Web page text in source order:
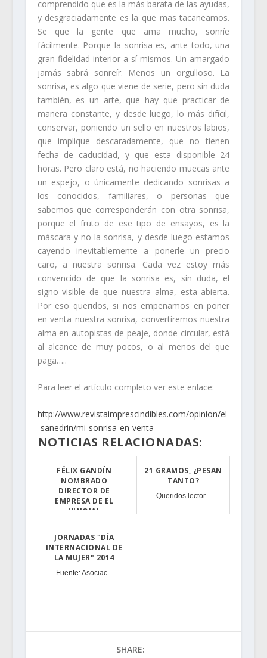
comprendido que es la más barata de las ayudas,
y desgraciadamente es la que mas tacañeamos.
Se que la gente que ama mucho, sonríe
fácilmente. Porque la sonrisa es, ante todo, una
gran fidelidad interior a sí mismos. Un amargado
jamás sabrá sonreír. Menos un orgulloso. La
sonrisa, es algo que viene de serie, pero sin duda
también, es un arte, que hay que practicar de
manera constante, y desde luego, lo más difícil,
conservar, poniendo un sello en nuestros labios,
que implique descaradamente, que no tienen
fecha de caducidad, y que esta disponible 24
horas. Pero claro está, no haciendo muecas ante
un espejo, o únicamente dedicando sonrisas a
los conocidos, familiares, o personas que
sabemos que corresponderán con otra sonrisa,
porque el fruto de ese tipo de ensayos, es la
máscara y no la sonrisa, y desde luego estamos
cayendo inevitablemente a ponerle un precio
caro, a nuestra sonrisa. Cada vez estoy más
convencido de que la sonrisa es, sin duda, el
signo visible de que nuestra alma, esta abierta.
Por eso queridos, si nos empeñamos en poner
en venta nuestra sonrisa, convertiremos nuestra
alma en autopistas de peaje, donde circular, está
al alcance de muy pocos, o al menos del que
paga…..
Para leer el artículo completo ver este enlace:
http://www.revistaimprescindibles.com/opinion/el
-sanedrin/mi-sonrisa-en-venta
NOTICIAS RELACIONADAS:
FÉLIX GANDÍN
NOMBRADO
DIRECTOR DE
EMPRESA DE EL
HINOJAL
21 GRAMOS, ¿PESAN
TANTO?
Queridos lector...
JORNADAS "DÍA
INTERNACIONAL DE
LA MUJER" 2014
Fuente: Asociac...
SHARE: